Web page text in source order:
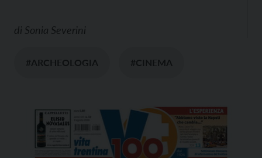
di Sonia Severini
#ARCHEOLOGIA #CINEMA